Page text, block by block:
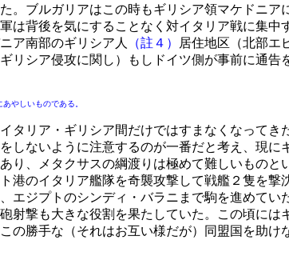
ブルガリアはこの時もギリシア領マケドニ
は背後を気にすることなく対イタリア戦に集
ア南部のギリシア人
（註４）
居住地区（北部エ
リシア侵攻に関し）もしドイツ側が事前に通
やしいものである。
リア・ギリシア間だけではすまなくなって
ないように注意するのが一番だと考え、現に
り、メタクサスの綱渡りは極めて難しいもの
のイタリア艦隊を奇襲攻撃して戦艦２隻を撃
エジプトのシンディ・バラニまで駒を進めて
射撃も大きな役割を果たしていた。この頃に
の勝手な（それはお互い様だが）同盟国を助け